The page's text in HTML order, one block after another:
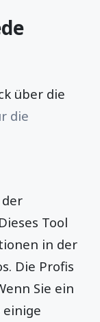
über die
die
der
Tool
in der
Die Profis
Sie ein